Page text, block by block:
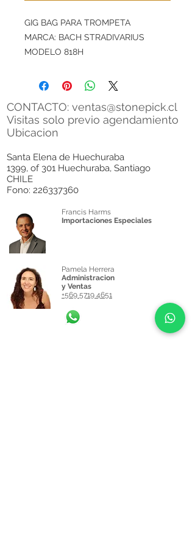
GIG BAG PARA TROMPETA
MARCA: BACH STRADIVARIUS
MODELO 818H
CONTACTO: ventas@stonepick.cl
Visitas solo previo agendamiento
Ubicacion
Santa Elena de Huechuraba
1399, of 301 Huechuraba, Santiago
CHILE
Fono: 226337360
Francis Harms
Importaciones Especiales
Pamela Herrera
Administracion
y Ventas
+569 5719 4651